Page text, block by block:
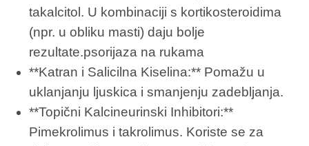
takalcitol. U kombinaciji s kortikosteroidima
(npr. u obliku masti) daju bolje
rezultate.psorijaza na rukama
**Katran i Salicilna Kiselina:** Pomažu u
uklanjanju ljuskica i smanjenju zadebljanja.
**Topični Kalcineurinski Inhibitori:**
Pimekrolimus i takrolimus. Koriste se za